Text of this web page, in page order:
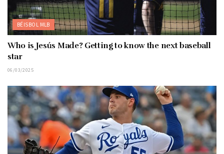
BÉISBOL MLB
Who is Jesús Made? Getting to know the next baseball
star
06/03/2025